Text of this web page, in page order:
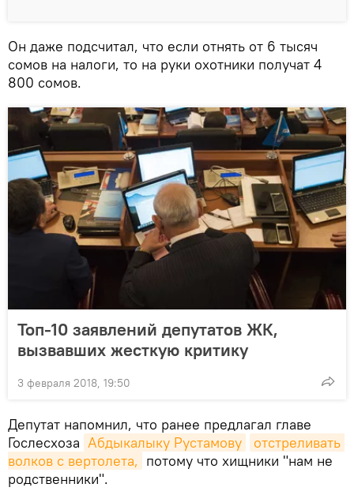
Он даже подсчитал, что если отнять от 6 тысяч
сомов на налоги, то на руки охотники получат 4
800 сомов.
Топ-10 заявлений депутатов ЖК,
вызвавших жесткую критику
3 февраля 2018, 19:50
Депутат напомнил, что ранее предлагал главе
Гослесхоза Абдыкалыку Рустамову
отстреливать
волков с вертолета, потому что хищники "нам не
родственники".